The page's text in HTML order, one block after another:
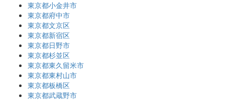
東京都小金井市
東京都府中市
東京都文京区
東京都新宿区
東京都日野市
東京都杉並区
東京都東久留米市
東京都東村山市
東京都板橋区
東京都武蔵野市